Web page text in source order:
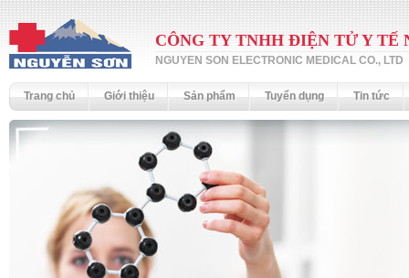
CÔNG TY TNHH ĐIỆN TỬ Y TẾ
NGUYEN SON ELECTRONIC MEDICAL CO., LTD
Trang chủ Giới thiệu Sản phẩm Tuyển dụng Tin tức